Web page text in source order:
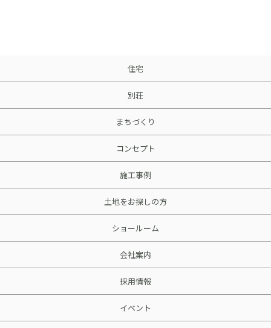
住宅
別荘
まちづくり
コンセプト
施工事例
土地をお探しの方
ショールーム
会社案内
採用情報
イベント